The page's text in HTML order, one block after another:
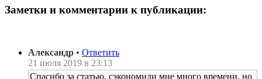
Заметки и комментарии к публикации:
Александр • Ответить
21 июля 2019 в 23:13
Спасибо за статью, сэкономили мне много времени, но